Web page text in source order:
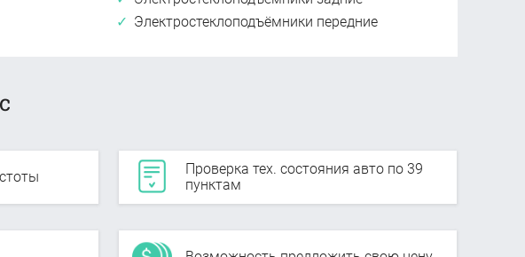
Электростеклоподъёмники передние
Проверка тех. состояния авто по 39
пунктам